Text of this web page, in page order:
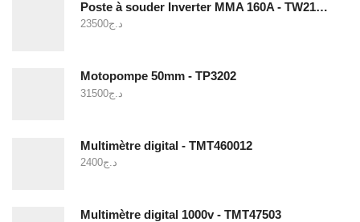
Poste à souder Inverter MMA 160A - TW21605
د.ج23500
Motopompe 50mm - TP3202
د.ج31500
Multimètre digital - TMT460012
د.ج2400
Multimètre digital 1000v - TMT47503